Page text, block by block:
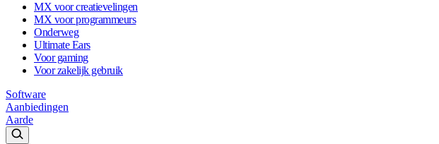
MX voor creatievelingen
MX voor programmeurs
Onderweg
Ultimate Ears
Voor gaming
Voor zakelijk gebruik
Software
Aanbiedingen
Aarde